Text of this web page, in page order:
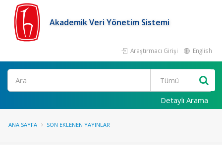
Akademik Veri Yönetim Sistemi
Araştırmacı Girişi English
Ara
Detaylı Arama
ANA SAYFA SON EKLENEN YAYINLAR